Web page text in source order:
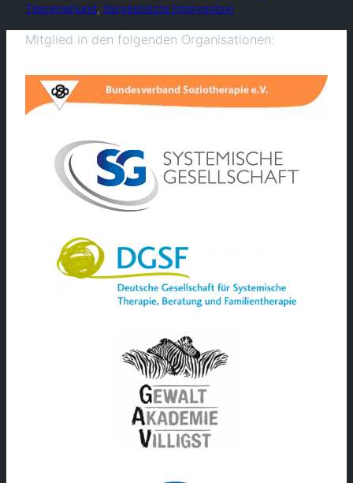
Therapiehund, tiergestützte Intervention
Mitglied in den folgenden Organisationen: